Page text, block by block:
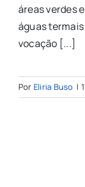
áreas verdes
águas
vocação [...]
Por Eliria Buso |